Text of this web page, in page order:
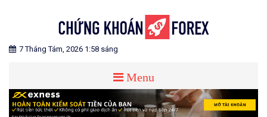
CHỨNG KHOÁN FOREX
Blog chia sẻ về Chứng Khoán và Forex
7 Tháng Tám, 2026 1:58 sáng
Menu